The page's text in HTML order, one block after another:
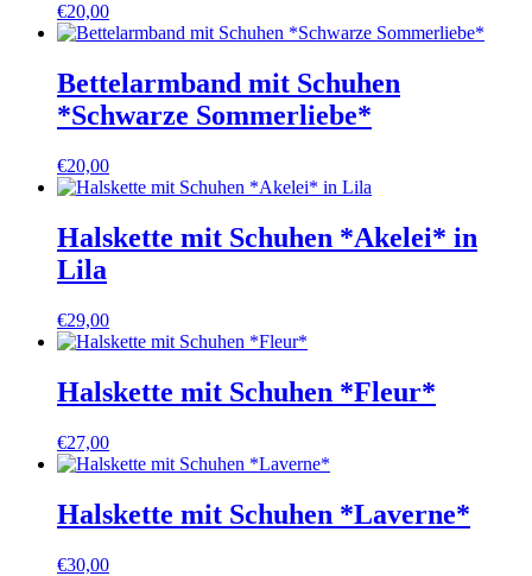
€20,00
Bettelarmband mit Schuhen
*Schwarze Sommerliebe*
€20,00
Halskette mit Schuhen *Akelei* in
Lila
€29,00
Halskette mit Schuhen *Fleur*
€27,00
Halskette mit Schuhen *Laverne*
€30,00